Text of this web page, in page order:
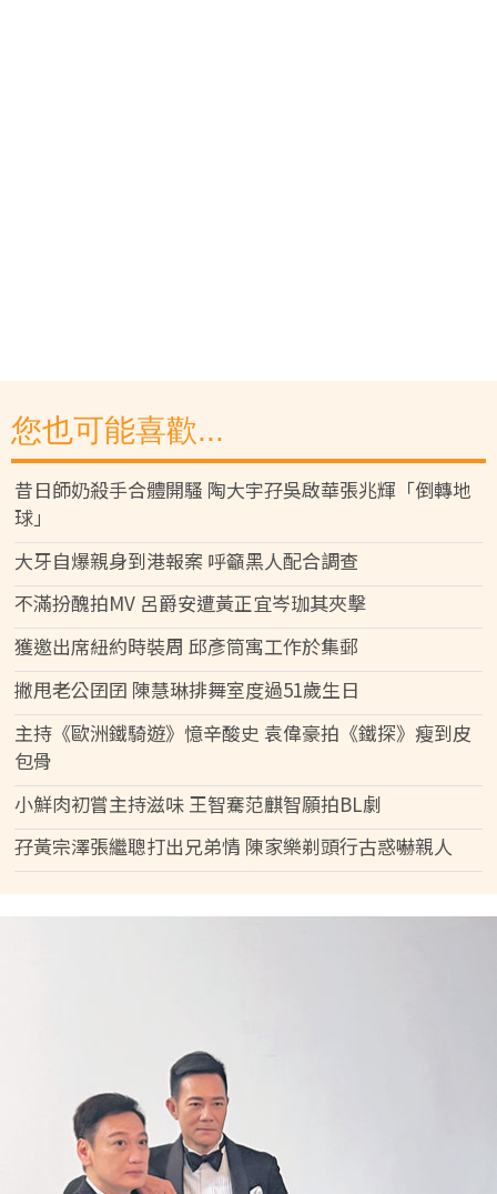
您也可能喜歡...
昔日師奶殺手合體開騷 陶大宇孖吳啟華張兆輝「倒轉地
球」
大牙自爆親身到港報案 呼籲黑人配合調查
不滿扮醜拍MV 呂爵安遭黃正宜岑珈其夾擊
獲邀出席紐約時裝周 邱彥筒寓工作於集郵
撇甩老公囝囝 陳慧琳排舞室度過51歲生日
主持《歐洲鐵騎遊》憶辛酸史 袁偉豪拍《鐵探》瘦到皮
包骨
小鮮肉初嘗主持滋味 王智騫范麒智願拍BL劇
孖黃宗澤張繼聰打出兄弟情 陳家樂剃頭行古惑嚇親人